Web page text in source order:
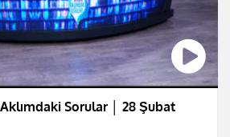
Sorular │ 28 Şubat